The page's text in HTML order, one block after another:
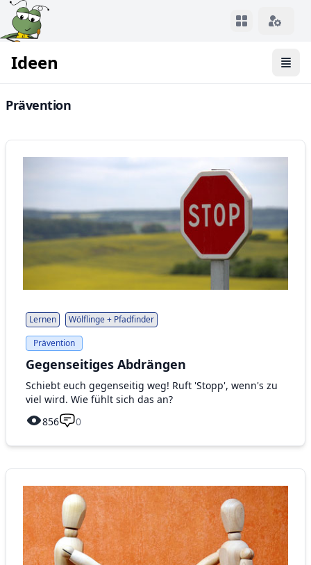
View
Ideen
Prävention
Lernen
Wölflinge + Pfadfinder
Prävention
Gegenseitiges Abdrängen
Schiebt euch gegenseitig weg! Ruft 'Stopp', wenn's zu
viel wird. Wie fühlt sich das an?
856
0